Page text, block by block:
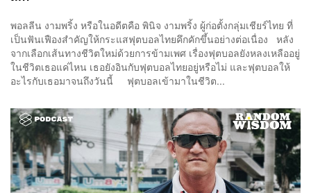
พอลลีน งามพริ้ง หรือในอดีตคือ พินิจ งามพริ้ง ผู้ก่อตั้งกลุ่มเชียร์ไทย ที่
เป็นฟันเฟืองสำคัญให้กระแสฟุตบอลไทยคึกคักขึ้นอย่างต่อเนื่อง หลัง
จากเลือกเส้นทางชีวิตใหม่ด้วยการข้ามเพศ เรื่องฟุตบอลยังหลงเหลืออยู่
ในชีวิตเธอแค่ไหน เธอยังอินกับฟุตบอลไทยอยู่หรือไม่ และฟุตบอลให้
อะไรกับเธอมาจนถึงวันนี้ ฟุตบอลเข้ามาในชีวิต...